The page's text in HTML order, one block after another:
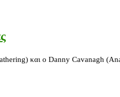
και ο Danny Cavanagh